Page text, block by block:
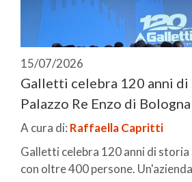
15/07/2026
Galletti celebra 120 anni di
Palazzo Re Enzo di Bologna
A cura di: Raffaella Capritti
Galletti celebra 120 anni di storia
con oltre 400 persone.